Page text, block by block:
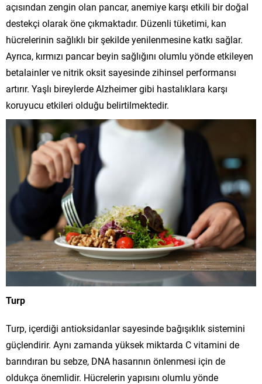
açısından zengin olan pancar, anemiye karşı etkili bir doğal
destekçi olarak öne çıkmaktadır. Düzenli tüketimi, kan
hücrelerinin sağlıklı bir şekilde yenilenmesine katkı sağlar.
Ayrıca, kırmızı pancar beyin sağlığını olumlu yönde etkileyen
betalainler ve nitrik oksit sayesinde zihinsel performansı
artırır. Yaşlı bireylerde Alzheimer gibi hastalıklara karşı
koruyucu etkileri olduğu belirtilmektedir.
Turp
Turp, içerdiği antioksidanlar sayesinde bağışıklık sistemini
güçlendirir. Aynı zamanda yüksek miktarda C vitamini de
barındıran bu sebze, DNA hasarının önlenmesi için de
oldukça önemlidir. Hücrelerin yapısını olumlu yönde